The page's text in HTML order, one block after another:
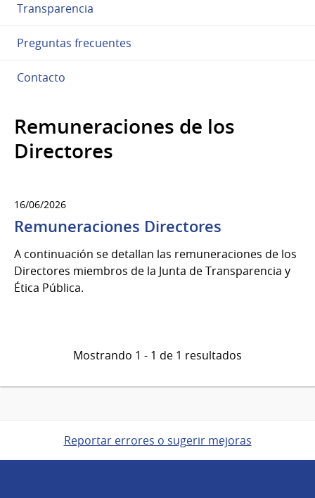
Transparencia
Preguntas frecuentes
Contacto
Remuneraciones de los
Directores
16/06/2026
Remuneraciones Directores
A continuación se detallan las remuneraciones de los
Directores miembros de la Junta de Transparencia y
Ética Pública.
Mostrando 1 - 1 de 1 resultados
Reportar errores o sugerir mejoras